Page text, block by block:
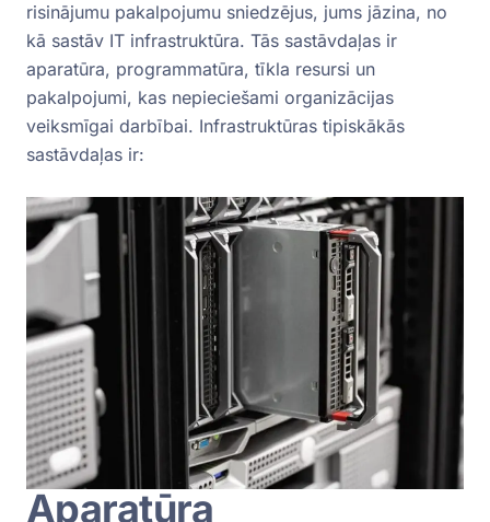
risinājumu pakalpojumu sniedzējus, jums jāzina, no
kā sastāv IT infrastruktūra. Tās sastāvdaļas ir
aparatūra, programmatūra, tīkla resursi un
pakalpojumi, kas nepieciešami organizācijas
veiksmīgai darbībai. Infrastruktūras tipiskākās
sastāvdaļas ir:
Aparatūra